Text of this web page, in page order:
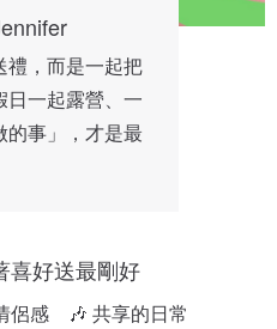
禮，而是一起把
一起露營、一
的事」，才是最
喜好送最剛好
侶感　🎶 共享的日常